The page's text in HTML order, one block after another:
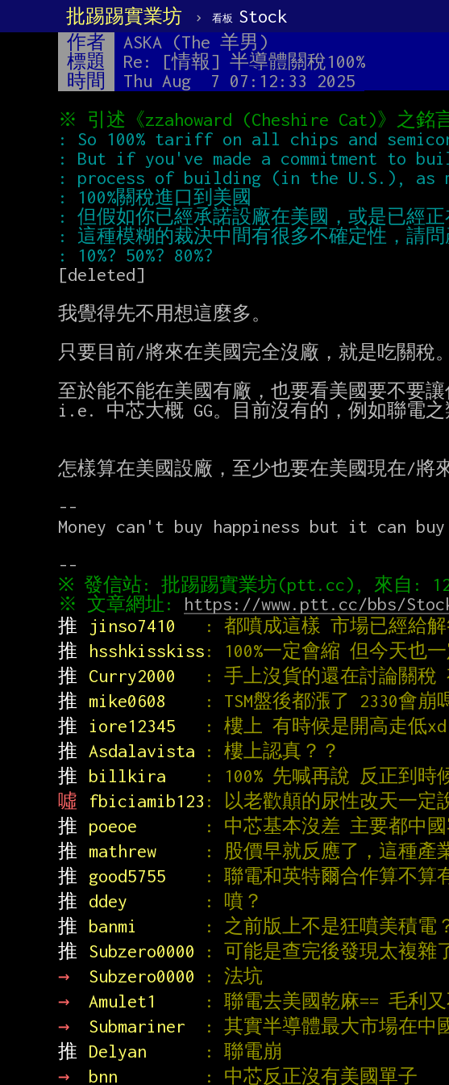
批踢踢實業坊 › 看板 Stock
作者 ASKA (The 羊男)
標題
Re: [情報] 半導體關稅100%
時間
Thu Aug  7 07:12:33 2025
[deleted]
我覺得先不用想這麼多。
只要目前/將來在美國完全沒廠，就是吃關稅。
至於能不能在美國有廠，也要看美國要不要讓
i.e. 中芯大概 GG。目前沒有的，例如聯電
怎樣算在美國設廠，至少也要在美國現在/將
--
Money can't buy happiness but it can buy
※ 文章網址: https://www.ptt.cc/bbs/
推
jinso7410 : 都噴成這樣 市場已經給解
推
hsshkisskiss: 100%一定會縮 但今天也
推
Curry2000 : 手上沒貨的還在討論關稅
推
mike0608 : TSM盤後都漲了 2330會崩
推
iore12345 : 樓上 有時候是開高走低xd
推
Asdalavista : 樓上認真？？
推
billkira : 100% 先喊再說 反正到時
噓
fbiciamib123 : 以老歡顛的尿性改天一定
推
poeoe : 中芯基本沒差 主要都中國
推
mathrew : 股價早就反應了，這種產
推
good5755 : 聯電和英特爾合作算不算
推
ddey : 噴？
推
banmi : 之前版上不是狂噴美積電
推
Subzero0000 : 可能是查完後發現太複雜
→
Subzero0000 : 法坑
→
Amulet1 : 聯電去美國乾麻== 毛利
→
Submariner : 其實半導體最大市場在中
推
Delyan : 聯電崩
→
bnn : 中芯反正沒有美國單子